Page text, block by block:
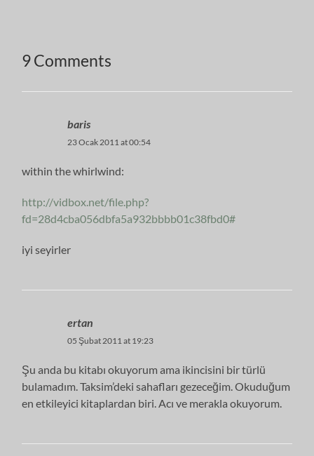
9 Comments
baris
23 Ocak 2011 at 00:54
within the whirlwind:
http://vidbox.net/file.php?
fd=28d4cba056dbfa5a932bbbb01c38fbd0#
iyi seyirler
ertan
05 Şubat 2011 at 19:23
Şu anda bu kitabı okuyorum ama ikincisini bir türlü
bulamadım. Taksim’deki sahafları gezeceğim. Okuduğum
en etkileyici kitaplardan biri. Acı ve merakla okuyorum.